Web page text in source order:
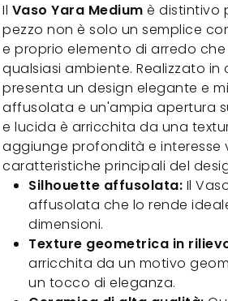
Il Vaso Yara Medium è distintivo
pezzo non è solo un semplice
e proprio elemento di arredo
qualsiasi ambiente. Realizzato
presenta un design elegante e
affusolata e un'ampia apertura
e lucida è arricchita da una
aggiunge profondità e interesse
caratteristiche principali del
Silhouette affusolata: Il
affusolata che lo rende
dimensioni.
Texture geometrica in
arricchita da un motivo
un tocco di eleganza.